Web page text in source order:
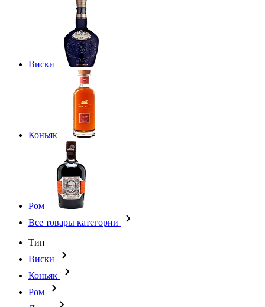
Виски
Коньяк
Ром
Все товары категории
Тип
Виски
Коньяк
Ром